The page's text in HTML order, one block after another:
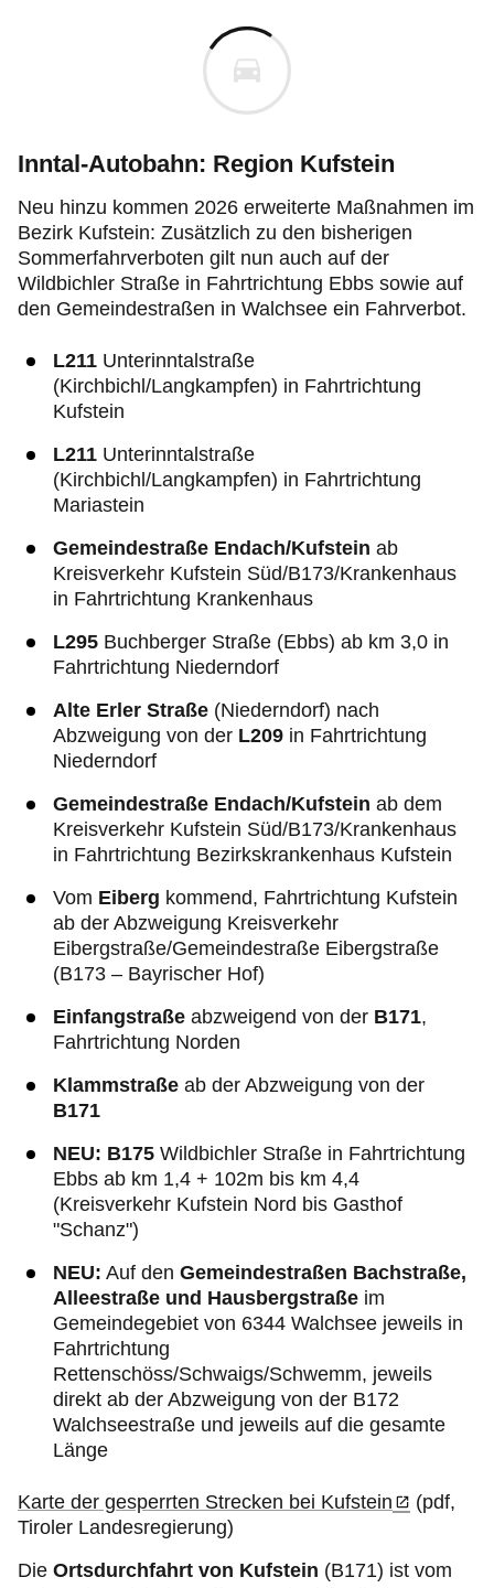
Inntal-Autobahn: Region Kufstein
Neu hinzu kommen 2026 erweiterte Maßnahmen im
Bezirk Kufstein: Zusätzlich zu den bisherigen
Sommerfahrverboten gilt nun auch auf der
Wildbichler Straße in Fahrtrichtung Ebbs sowie auf
den Gemeindestraßen in Walchsee ein Fahrverbot.
L211 Unterinntalstraße
(Kirchbichl/Langkampfen) in Fahrtrichtung
Kufstein
L211 Unterinntalstraße
(Kirchbichl/Langkampfen) in Fahrtrichtung
Mariastein
Gemeindestraße Endach/Kufstein ab
Kreisverkehr Kufstein Süd/B173/Krankenhaus
in Fahrtrichtung Krankenhaus
L295 Buchberger Straße (Ebbs) ab km 3,0 in
Fahrtrichtung Niederndorf
Alte Erler Straße (Niederndorf) nach
Abzweigung von der L209 in Fahrtrichtung
Niederndorf
Gemeindestraße Endach/Kufstein ab dem
Kreisverkehr Kufstein Süd/B173/Krankenhaus
in Fahrtrichtung Bezirkskrankenhaus Kufstein
Vom Eiberg kommend, Fahrtrichtung Kufstein
ab der Abzweigung Kreisverkehr
Eibergstraße/Gemeindestraße Eibergstraße
(B173 – Bayrischer Hof)
Einfangstraße abzweigend von der B171,
Fahrtrichtung Norden
Klammstraße ab der Abzweigung von der
B171
NEU: B175 Wildbichler Straße in Fahrtrichtung
Ebbs ab km 1,4 + 102m bis km 4,4
(Kreisverkehr Kufstein Nord bis Gasthof
"Schanz")
NEU: Auf den Gemeindestraßen Bachstraße,
Alleestraße und Hausbergstraße im
Gemeindegebiet von 6344 Walchsee jeweils in
Fahrtrichtung
Rettenschöss/Schwaigs/Schwemm, jeweils
direkt ab der Abzweigung von der B172
Walchseestraße und jeweils auf die gesamte
Länge
Karte der gesperrten Strecken bei Kufstein
(pdf,
Tiroler Landesregierung)
Die Ortsdurchfahrt von Kufstein (B171) ist vom